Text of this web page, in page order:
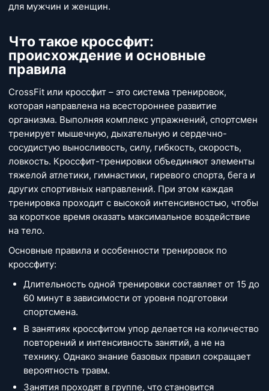
для мужчин и женщин.
Что такое кроссфит:
происхождение и основные
правила
CrossFit или кроссфит – это система тренировок,
которая направлена на всестороннее развитие
организма. Выполняя комплекс упражнений, спортсмен
тренирует мышечную, дыхательную и сердечно-
сосудистую выносливость, силу, гибкость, скорость,
ловкость. Кроссфит-тренировки объединяют элементы
тяжелой атлетики, гимнастики, гиревого спорта, бега и
других спортивных направлений. При этом каждая
тренировка проходит с высокой интенсивностью, чтобы
за короткое время оказать максимальное воздействие
на тело.
Основные правила и особенности тренировок по
кроссфиту:
Длительность одной тренировки составляет от 15 до
60 минут в зависимости от уровня подготовки
спортсмена.
В занятиях кроссфитом упор делается на количество
повторений и интенсивность занятий, а не на
технику. Однако знание базовых правил сокращает
вероятность травм.
Занятия проходят в группе, что становится